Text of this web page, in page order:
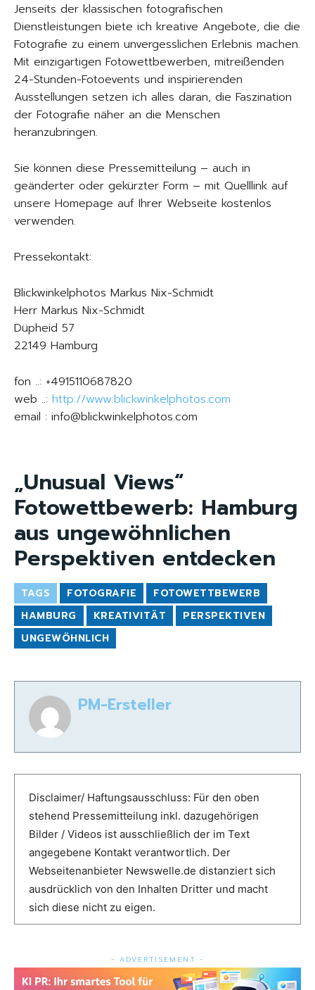
Jenseits der klassischen fotografischen
Dienstleistungen biete ich kreative Angebote, die die
Fotografie zu einem unvergesslichen Erlebnis machen.
Mit einzigartigen Fotowettbewerben, mitreißenden
24-Stunden-Fotoevents und inspirierenden
Ausstellungen setzen ich alles daran, die Faszination
der Fotografie näher an die Menschen
heranzubringen.
Sie können diese Pressemitteilung – auch in
geänderter oder gekürzter Form – mit Quelllink auf
unsere Homepage auf Ihrer Webseite kostenlos
verwenden.
Pressekontakt:
Blickwinkelphotos Markus Nix-Schmidt
Herr Markus Nix-Schmidt
Düpheid 57
22149 Hamburg
fon ..: +4915110687820
web ..: http://www.blickwinkelphotos.com
email : info@blickwinkelphotos.com
„Unusual Views“
Fotowettbewerb: Hamburg
aus ungewöhnlichen
Perspektiven entdecken
TAGS FOTOGRAFIE
FOTOWETTBEWERB
HAMBURG
KREATIVITÄT
PERSPEKTIVEN
UNGEWÖHNLICH
PM-Ersteller
Disclaimer/ Haftungsausschluss: Für den oben
stehend Pressemitteilung inkl. dazugehörigen
Bilder / Videos ist ausschließlich der im Text
angegebene Kontakt verantwortlich. Der
Webseitenanbieter Newswelle.de distanziert sich
ausdrücklich von den Inhalten Dritter und macht
sich diese nicht zu eigen.
- ADVERTISEMENT -